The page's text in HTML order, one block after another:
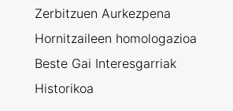
Zerbitzuen Aurkezpena
Hornitzaileen homologazioa
Beste Gai Interesgarriak
Historikoa